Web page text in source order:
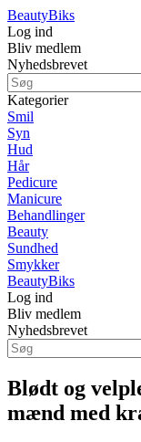
BeautyBiks
Log ind
Bliv medlem
Nyhedsbrevet
Kategorier
Smil
Syn
Hud
Hår
Pedicure
Manicure
Behandlinger
Beauty
Sundhed
Smykker
BeautyBiks
Log ind
Bliv medlem
Nyhedsbrevet
Blødt og
mænd med